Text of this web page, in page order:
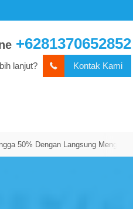
+6281370652852
lanjut? Kontak Kami
Langsung Menghubungi Kami!